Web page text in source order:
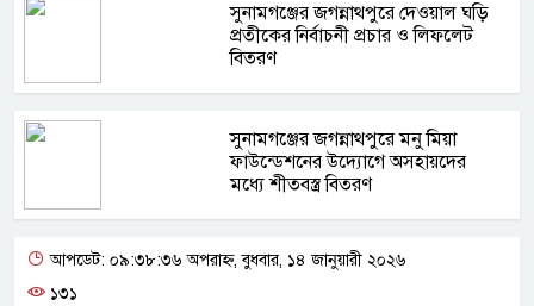
সুনামগঞ্জের জগন্নাথপুরে দেওয়াল ঘড়ি
প্রতীকের নির্বাচনী প্রচার ও লিফলেট
বিতরণ
সুনামগঞ্জের জগন্নাথপুরে মনু মিয়া
ফাউন্ডেশনের উদ্যোগে অসহায়দের
মধ্যে শীতবস্ত্র বিতরণ
আপডেট: ০৯:৩৮:৩৬ অপরাহ্ন, বুধবার, ১৪ জানুয়ারী ২০২৬
১৩১